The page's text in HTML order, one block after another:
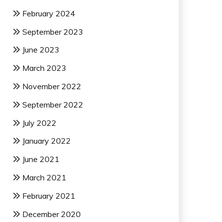
February 2024
September 2023
June 2023
March 2023
November 2022
September 2022
July 2022
January 2022
June 2021
March 2021
February 2021
December 2020